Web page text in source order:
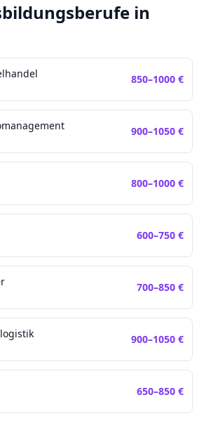
in
850–1000 €
900–1050 €
800–1000 €
600–750 €
700–850 €
900–1050 €
650–850 €